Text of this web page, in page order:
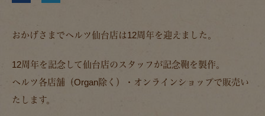
おかげさまでヘルツ仙台店は12周年を迎えました。
12周年を記念して仙台店のスタッフが記念鞄を製作。
ヘルツ各店舗（Organ除く）・オンラインショップで販売い
たします。